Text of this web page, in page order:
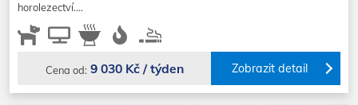
horolezectví.…
Cena od: 9 030 Kč / týden Zobrazit detail